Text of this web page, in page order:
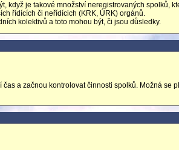
když je takové množství neregistrovaných spolků,
řídících či neřídícich (KRK, ÚRK) orgánů.
kolektivů a toto mohou být, či jsou důsledky.
a začnou kontrolovat činnosti spolků. Možná se